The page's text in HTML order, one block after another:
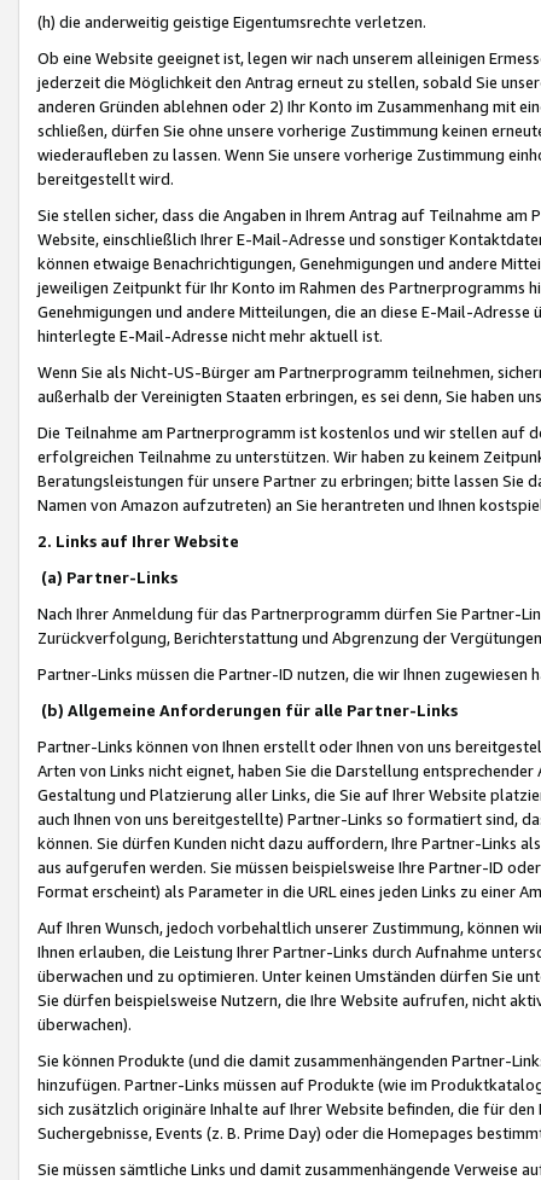
(h) die anderweitig geistige Eigentumsrechte verletzen.
Ob eine Website geeignet ist, legen wir nach unserem alleinigen
jederzeit die Möglichkeit den Antrag erneut zu stellen, sobald Sie
anderen Gründen ablehnen oder 2) Ihr Konto im Zusammenhang mit
schließen, dürfen Sie ohne unsere vorherige Zustimmung keinen
wiederaufleben zu lassen. Wenn Sie unsere vorherige Zustimmung
bereitgestellt wird.
Sie stellen sicher, dass die Angaben in Ihrem Antrag auf Teilnahme
Website, einschließlich Ihrer E-Mail-Adresse und sonstiger
können etwaige Benachrichtigungen, Genehmigungen und andere
jeweiligen Zeitpunkt für Ihr Konto im Rahmen des Partnerprogramms
Genehmigungen und andere Mitteilungen, die an diese E-Mail-
hinterlegte E-Mail-Adresse nicht mehr aktuell ist.
Wenn Sie als Nicht-US-Bürger am Partnerprogramm teilnehmen,
außerhalb der Vereinigten Staaten erbringen, es sei denn, Sie haben
Die Teilnahme am Partnerprogramm ist kostenlos und wir stellen auf
erfolgreichen Teilnahme zu unterstützen. Wir haben zu keinem
Beratungsleistungen für unsere Partner zu erbringen; bitte lassen Sie
Namen von Amazon aufzutreten) an Sie herantreten und Ihnen
2. Links auf Ihrer Website
(a) Partner-Links
Nach Ihrer Anmeldung für das Partnerprogramm dürfen Sie Partner-
Zurückverfolgung, Berichterstattung und Abgrenzung der
Partner-Links müssen die Partner-ID nutzen, die wir Ihnen zugewiesen
(b) Allgemeine Anforderungen für alle Partner-Links
Partner-Links können von Ihnen erstellt oder Ihnen von uns
Arten von Links nicht eignet, haben Sie die Darstellung
Gestaltung und Platzierung aller Links, die Sie auf Ihrer Website
auch Ihnen von uns bereitgestellte) Partner-Links so formatiert sind,
können. Sie dürfen Kunden nicht dazu auffordern, Ihre Partner-Links
aus aufgerufen werden. Sie müssen beispielsweise Ihre Partner-ID
Format erscheint) als Parameter in die URL eines jeden Links zu einer
Auf Ihren Wunsch, jedoch vorbehaltlich unserer Zustimmung, können
Ihnen erlauben, die Leistung Ihrer Partner-Links durch Aufnahme
überwachen und zu optimieren. Unter keinen Umständen dürfen Sie
Sie dürfen beispielsweise Nutzern, die Ihre Website aufrufen, nicht
überwachen).
Sie können Produkte (und die damit zusammenhängenden Partner-
hinzufügen. Partner-Links müssen auf Produkte (wie im
sich zusätzlich originäre Inhalte auf Ihrer Website befinden, die für
Suchergebnisse, Events (z. B. Prime Day) oder die Homepages
Sie müssen sämtliche Links und damit zusammenhängende